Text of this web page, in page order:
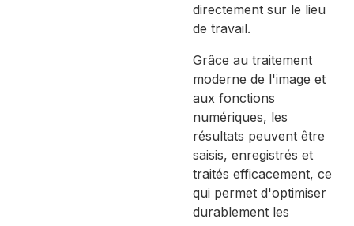
directement sur le lieu
de travail.
Grâce au traitement
moderne de l'image et
aux fonctions
numériques, les
résultats peuvent être
saisis, enregistrés et
traités efficacement, ce
qui permet d'optimiser
durablement les